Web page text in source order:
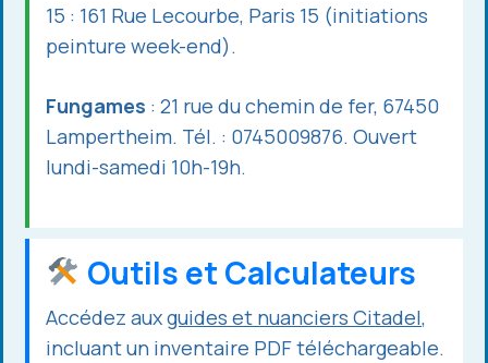
15 : 161 Rue Lecourbe, Paris 15 (initiations
peinture week-end).
Fungames : 21 rue du chemin de fer, 67450
Lampertheim. Tél. : 0745009876. Ouvert
lundi-samedi 10h-19h.
Outils et Calculateurs
Accédez auxguides et nuanciers Citadel,
incluant un inventaire PDF téléchargeable.